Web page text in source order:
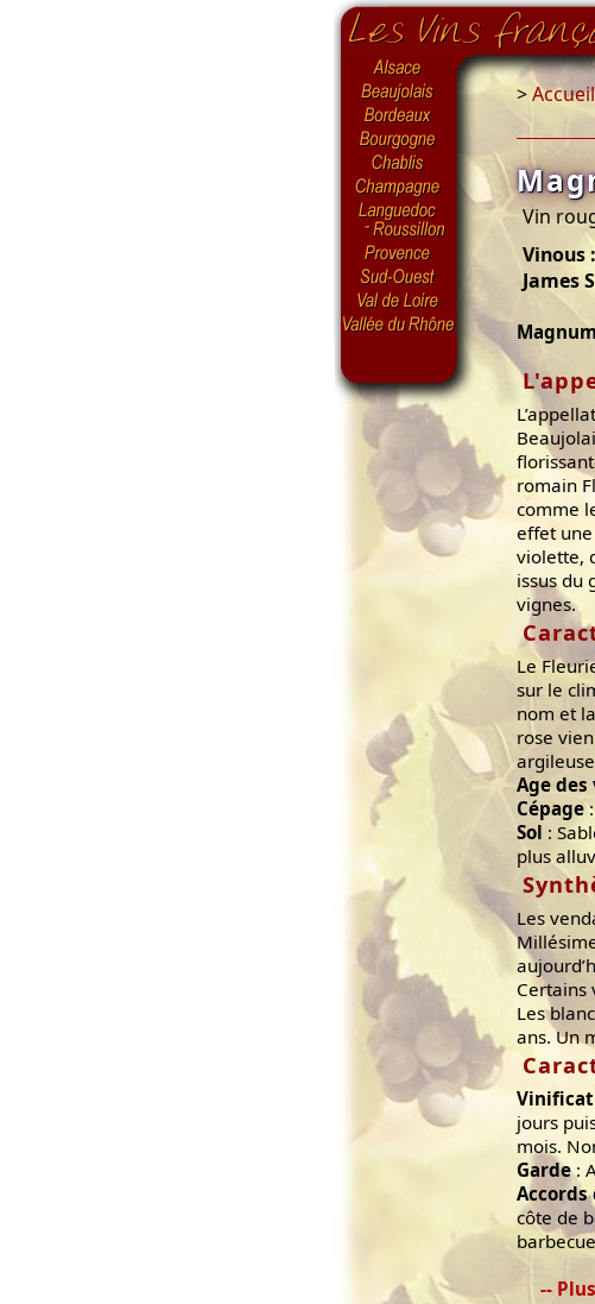
>Accueil
Vin
Vinous :
James
romain
comme
effet
violette,
issus du
vignes.
Le
sur le
nom et
rose
Age des
Cépage
Sol :
plus
Les
Certains
Les
ans. Un
jours
mois.
Garde:
côte de
--